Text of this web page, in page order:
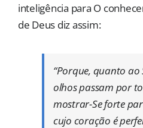
inteligência para O
de Deus diz assim:
“Porque, quanto ao
olhos passam por
mostrar-Se forte
cujo coração é